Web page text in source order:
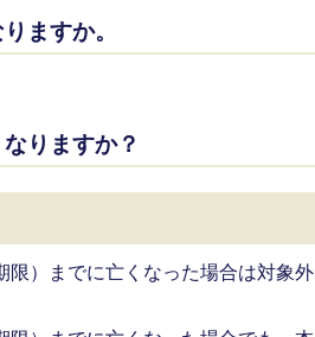
ますか。
りますか？
限）までに亡くなった場合は対象外